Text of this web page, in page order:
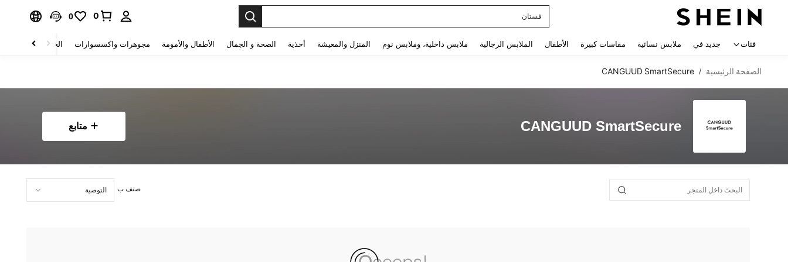
فستان
0
0
فئات جديد في ملابس نسائية مقاسات كبيرة الأطفال الملابس الرجالية ملابس داخلية، وملابس نوم المنزل والمعيشة أحذية الصحة و الجمال الأطفال والأمومة مجوهرات واكسسوارات الحقائب والأمتعة
الصفحة الرئيسية /
CANGUUD SmartSecure
CANGUUD SmartSecure متابع
صنف ب